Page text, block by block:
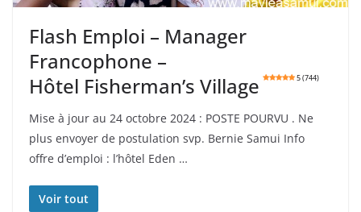
Flash Emploi – Manager
Francophone –
Hôtel Fisherman’s Village
5 (744)
Mise à jour au 24 octobre 2024 : POSTE POURVU . Ne
plus envoyer de postulation svp. Bernie Samui Info
offre d’emploi : l’hôtel Eden …
Voir tout